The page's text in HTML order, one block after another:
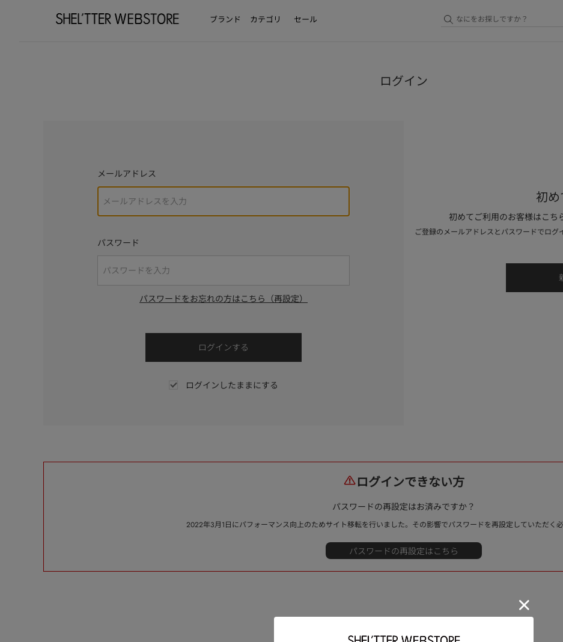
ブランド カテゴリ セール
ログイン
メールアドレス
パスワード
パスワードをお忘れの方はこちら（再設定）
ログインしたままにする
初
初めてご利用のお客様はこち
ご登録のメールアドレスとパスワードでログ
ログインできない方
パスワードの再設定はお済みですか？
2022年3月1日にパフォーマンス向上のためサイト移転を行いました。その影響でパスワードを再設定していただく必